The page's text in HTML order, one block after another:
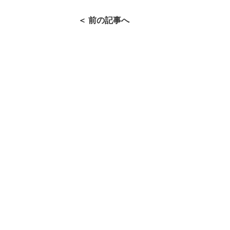
＜ 前の記事へ